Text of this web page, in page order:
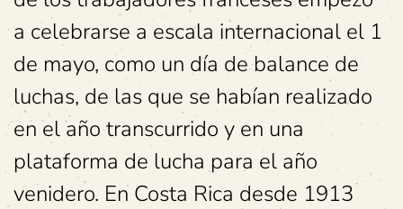
a celebrarse a escala internacional el 1
de mayo, como un día de balance de
luchas, de las que se habían realizado
en el año transcurrido y en una
plataforma de lucha para el año
venidero. En Costa Rica desde 1913